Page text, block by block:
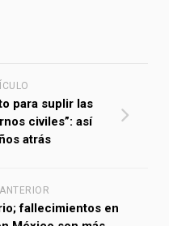
para suplir las
civiles”: así
atrás
fallecimientos en